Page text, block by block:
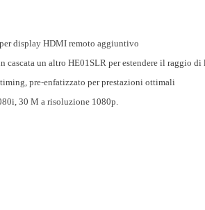
display HDMI remoto aggiuntivo
cascata un altro HE01SLR per estendere il raggio
pre-enfatizzato per prestazioni ottimali
30 M a risoluzione 1080p.